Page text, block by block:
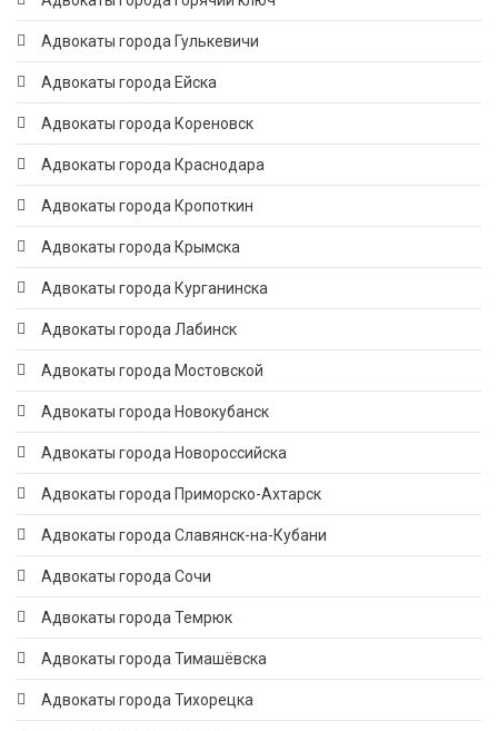
Адвокаты города Гулькевичи
Адвокаты города Ейска
Адвокаты города Кореновск
Адвокаты города Краснодара
Адвокаты города Кропоткин
Адвокаты города Крымска
Адвокаты города Курганинска
Адвокаты города Лабинск
Адвокаты города Мостовской
Адвокаты города Новокубанск
Адвокаты города Новороссийска
Адвокаты города Приморско-Ахтарск
Адвокаты города Славянск-на-Кубани
Адвокаты города Сочи
Адвокаты города Темрюк
Адвокаты города Тимашёвска
Адвокаты города Тихорецка